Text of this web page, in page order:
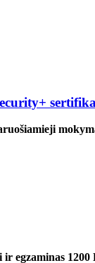
egzaminas 1200